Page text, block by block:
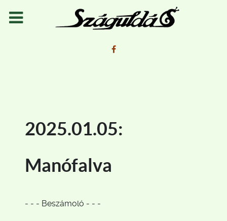
2025.01.05:
Manófalva
- - - Beszámoló - - -